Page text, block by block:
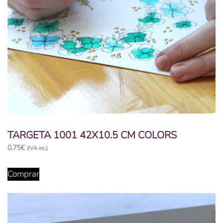
TARGETA 1001 42X10.5 CM COLORS
0,75€ (IVA inc.)
Comprarproducte
té